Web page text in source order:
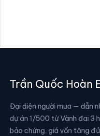
Trần Quốc Hoàn
Đại diện người mua — dẫn
dự án 1/500 từ Vành đai 3
bảo chứng, giá vốn tăng